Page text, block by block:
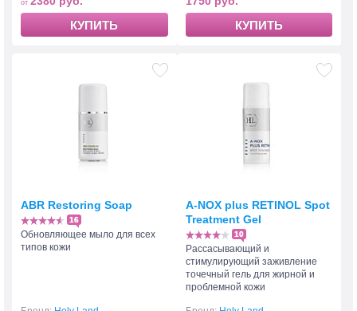
КУПИТЬ КУПИТЬ
ABR Restoring Soap
16
Обновляющее мыло для всех
типов кожи
A-NOX plus RETINOL Spot
Treatment Gel
10
Рассасывающий и
стимулирующий заживление
точечный гель для жирной и
проблемной кожи